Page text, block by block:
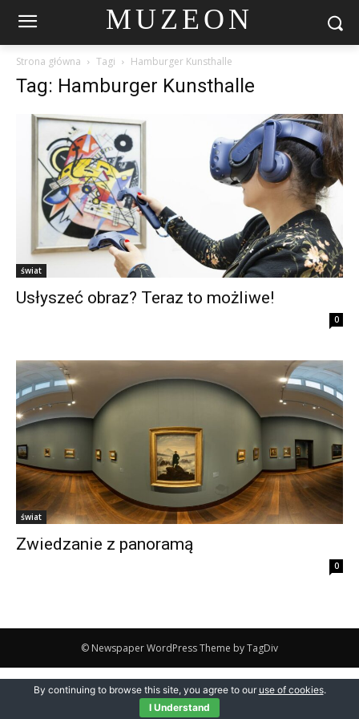
MUZEON
Strona główna Tagi Hamburger Kunsthalle
Tag: Hamburger Kunsthalle
świat
Usłyszeć obraz? Teraz to możliwe!
0
świat
Zwiedzanie z panoramą
0
© Newspaper WordPress Theme by TagDiv
By continuing to browse this site, you agree to our use of cookies.
I Understand